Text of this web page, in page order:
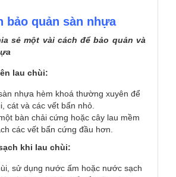
bảo quản sàn nhựa
sẻ một vài cách để bảo quản và
lau chùi:
nhựa hèm khoá thường xuyên để
cát và các vết bẩn nhỏ.
bàn chải cứng hoặc cây lau mềm
các vết bẩn cứng đầu hơn.
khi lau chùi:
sử dụng nước ấm hoặc nước sạch